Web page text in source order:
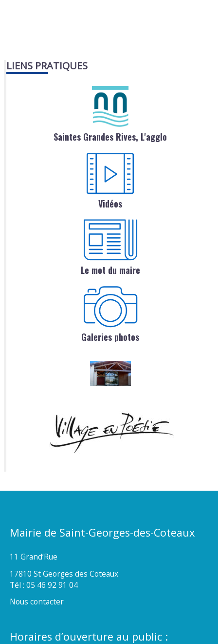
LIENS PRATIQUES
Saintes Grandes Rives, L'agglo
Vidéos
Le mot du maire
Galeries photos
Mairie de Saint-Georges-des-Coteaux
11 Grand’Rue
17810 St Georges des Coteaux
Tél : 05 46 92 91 04
Nous contacter
Horaires d’ouverture au public :